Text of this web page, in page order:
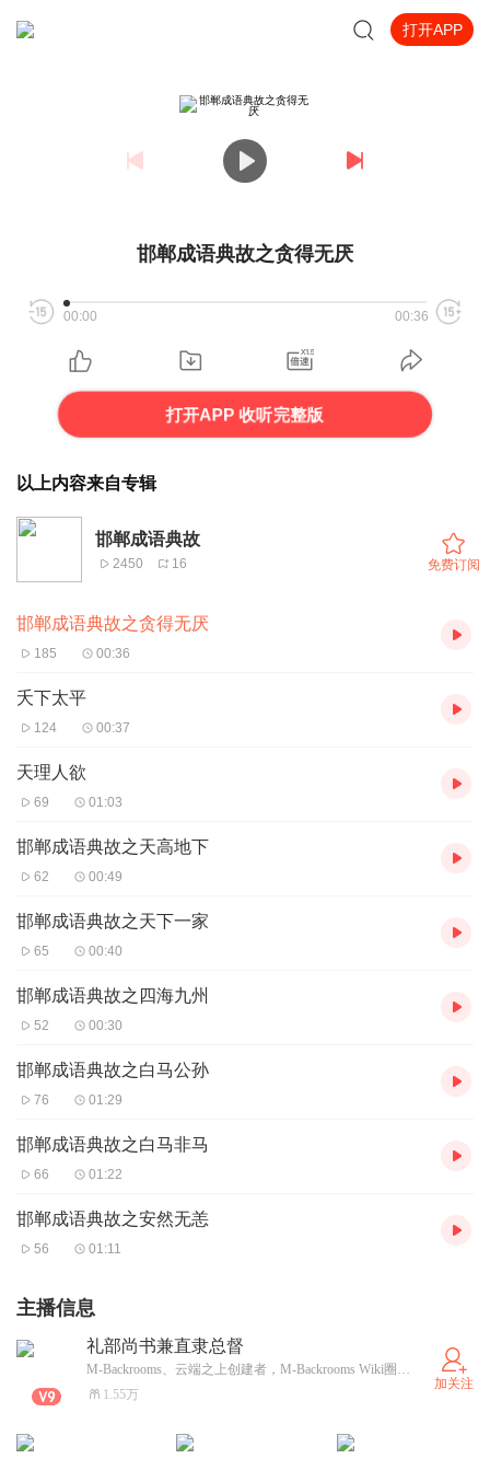
打开APP
邯郸成语典故之贪得无厌
00:00 00:36
打开APP 收听完整版
以上内容来自专辑
邯郸成语典故
2450 16 免费订阅
邯郸成语典故之贪得无厌
185 00:36
夭下太平
124 00:37
天理人欲
69 01:03
邯郸成语典故之天高地下
62 00:49
邯郸成语典故之天下一家
65 00:40
邯郸成语典故之四海九州
52 00:30
邯郸成语典故之白马公孙
76 01:29
邯郸成语典故之白马非马
66 01:22
邯郸成语典故之安然无恙
56 01:11
主播信息
礼部尚书兼直隶总督
M-Backrooms、云端之上创建者，M-Backrooms Wiki圈主，M-Backrooms Chat管理员
1.55万
加关注